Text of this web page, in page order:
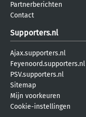
Partnerberichten
Contact
Supporters.nl
Ajax.supporters.nl
Feyenoord.supporters.nl
PSV.supporters.nl
Sitemap
Mijn voorkeuren
Cookie-instellingen